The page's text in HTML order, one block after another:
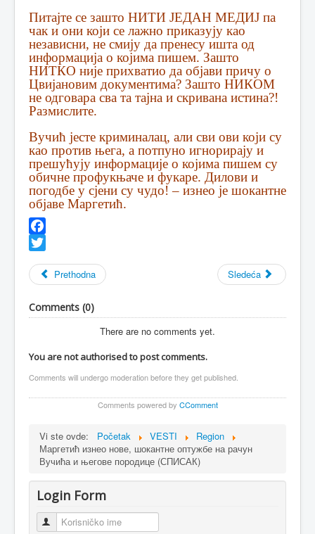
Питајте се зашто НИТИ ЈЕДАН МЕДИЈ па
чак и они који се лажно приказују као
независни, не смију да пренесу ишта од
информација о којима пишем. Зашто
НИТКО није прихватио да објави причу о
Цвијановим документима? Зашто НИКОМ
не одговара сва та тајна и скривана истина?!
Размислите.
Вучић јесте криминалац, али сви ови који су
као против њега, а потпуно игнорирају и
прешућују информације о којима пишем су
обичне профукњаче и фукаре. Дилови и
погодбе у сјени су чудо! – изнео је шокантне
објаве Маргетић.
Facebook
Prethodna
Sledeća
Comments (0)
There are no comments yet.
You are not authorised to post comments.
Comments will undergo moderation before they get published.
Comments powered by CComment
Vi ste ovde: Početak VESTI
Region
Маргетић изнео нове, шокантне оптужбе на рачун
Вучића и његове породице (СПИСАК)
Login Form
Korisničko ime